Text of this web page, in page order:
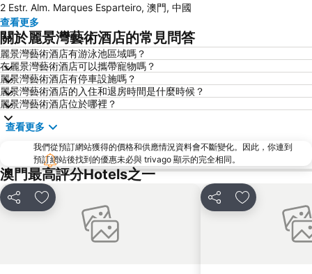
香港屯門
情侣路
珠海灣仔碼頭
新馬路
Gongkoubeian
澳門外港客運碼頭
澳門格蘭披治大賽車
澳門旅遊塔
斗門區
珠海金灣機場
金灣區
九洲港
議事廳前地
珠海景山公園
澳門國際機場
金蓮花廣場
Zhuhai xiangzhou coach station
Tai O
Chimelong International Ocean Tourist Resort
媽閣廟
Tung Chung Metro Station
2 Estr. Alm. Marques Esparteiro, 澳門, 中國
查看更多
關於麗景灣藝術酒店的常見問答
麗景灣藝術酒店有游泳池區域嗎？
在麗景灣藝術酒店可以攜帶寵物嗎？
麗景灣藝術酒店有停車設施嗎？
麗景灣藝術酒店的入住和退房時間是什麼時候？
麗景灣藝術酒店位於哪裡？
查看更多
我們從預訂網站獲得的價格和供應情況資料會不斷變化。因此，你連到
預訂網站後找到的優惠未必與 trivago 顯示的完全相同。
澳門最高評分Hotels之一
分享 放到收藏夾 分享 放到收藏夾